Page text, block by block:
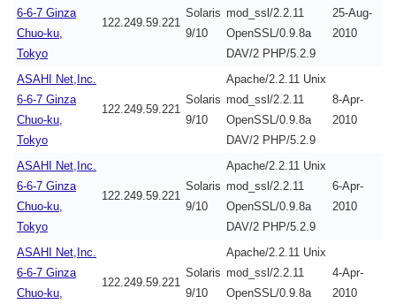
6-6-7 Ginza
Chuo-ku,
Tokyo
122.249.59.221
Solaris
9/10
mod_ssl/2.2.11
OpenSSL/0.9.8a
DAV/2 PHP/5.2.9
25-Aug-
2010
ASAHI Net,Inc.
6-6-7 Ginza
Chuo-ku,
Tokyo
122.249.59.221
Solaris
9/10
Apache/2.2.11 Unix
mod_ssl/2.2.11
OpenSSL/0.9.8a
DAV/2 PHP/5.2.9
8-Apr-
2010
ASAHI Net,Inc.
6-6-7 Ginza
Chuo-ku,
Tokyo
122.249.59.221
Solaris
9/10
Apache/2.2.11 Unix
mod_ssl/2.2.11
OpenSSL/0.9.8a
DAV/2 PHP/5.2.9
6-Apr-
2010
ASAHI Net,Inc.
6-6-7 Ginza
Chuo-ku,
122.249.59.221
Solaris
9/10
Apache/2.2.11 Unix
mod_ssl/2.2.11
OpenSSL/0.9.8a
4-Apr-
2010